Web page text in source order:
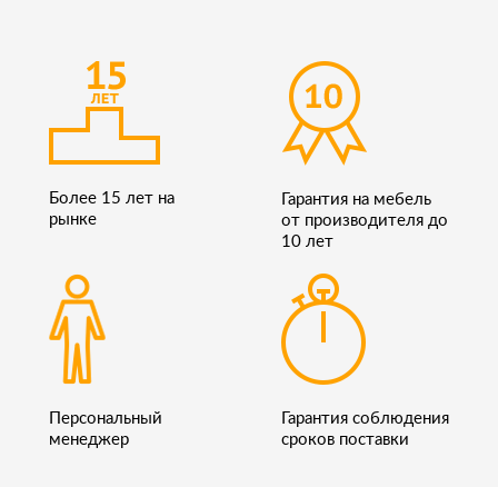
Более 15 лет на
рынке
Гарантия на мебель
от производителя до
10 лет
Персональный
менеджер
Гарантия соблюдения
сроков поставки